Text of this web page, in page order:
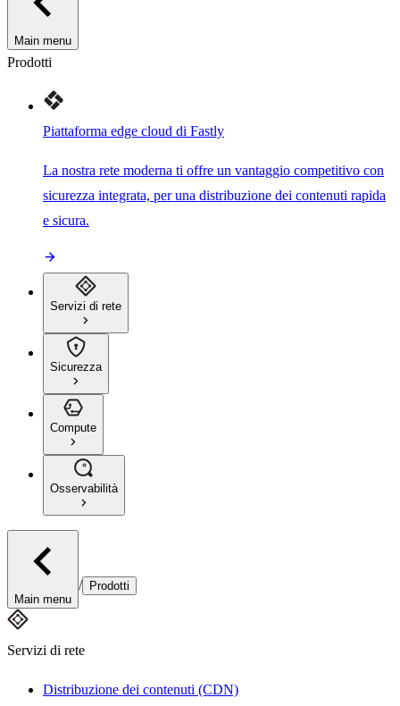
Main menu
Prodotti
Piattaforma edge cloud di Fastly
La nostra rete moderna ti offre un vantaggio competitivo con
sicurezza integrata, per una distribuzione dei contenuti rapida
e sicura.
Servizi di rete
Sicurezza
Compute
Osservabilità
Main menu
/ Prodotti
Servizi di rete
Distribuzione dei contenuti (CDN)